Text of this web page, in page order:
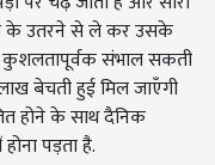
के उतरने से ले कर उसके
संभाल सकती
बेचती हुई मिल जाएँगी
होने के साथ दैनिक
पड़ता है.